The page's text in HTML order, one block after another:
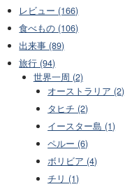
レビュー (166)
食べもの (106)
出来事 (89)
旅行 (94)
世界一周 (2)
オーストラリア (2)
タヒチ (2)
イースター島 (1)
ペルー (6)
ボリビア (4)
チリ (1)